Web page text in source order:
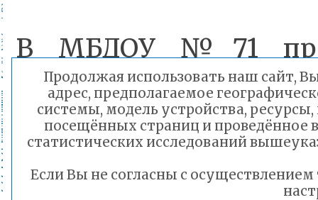
В МБДОУ №71
педагогов
саду». В
важность занятий
прикладным
Продолжая использовать наш сайт,
адрес, предполагаемое
системы, модель устройства,
посещённых страниц и проведённое
статистических исследований
Если Вы не согласны с